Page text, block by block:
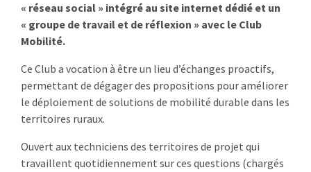
« réseau social » intégré au site internet dédié et un
« groupe de travail et de réflexion » avec le Club
Mobilité.
Ce Club a vocation à être un lieu d’échanges proactifs,
permettant de dégager des propositions pour améliorer
le déploiement de solutions de mobilité durable dans les
territoires ruraux.
Ouvert aux techniciens des territoires de projet qui
travaillent quotidiennement sur ces questions (chargés